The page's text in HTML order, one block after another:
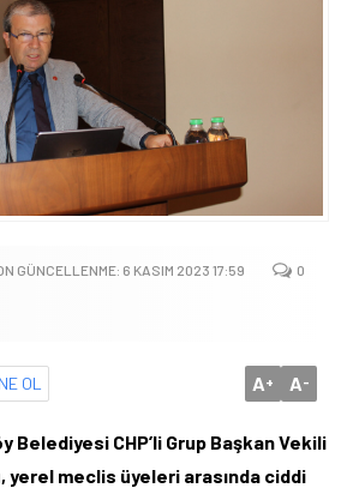
GÜNCELLENME: 6 KASIM 2023 17:59 0
OL A+ A-
Belediyesi CHP’li Grup Başkan Vekili
yerel meclis üyeleri arasında ciddi